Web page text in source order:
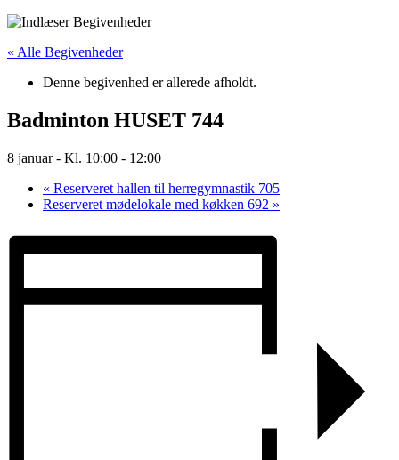
« Alle Begivenheder
Denne begivenhed er allerede afholdt.
Badminton HUSET 744
8 januar - Kl. 10:00 - 12:00
« Reserveret hallen til herregymnastik 705
Reserveret mødelokale med køkken 692 »